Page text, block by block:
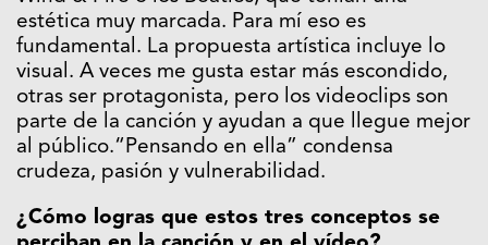
estética muy marcada. Para mí eso es
fundamental. La propuesta artística incluye lo
visual. A veces me gusta estar más escondido,
otras ser protagonista, pero los videoclips son
parte de la canción y ayudan a que llegue mejor
al público.“Pensando en ella” condensa
crudeza, pasión y vulnerabilidad.
¿Cómo logras que estos tres conceptos se